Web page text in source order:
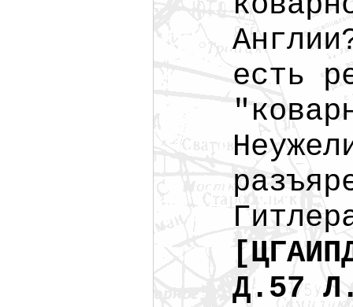
есть
Д.57